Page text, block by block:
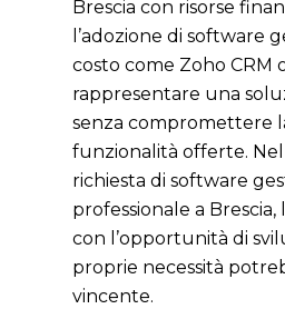
Brescia con risorse
l’adozione di software
costo come Zoho CRM
rappresentare una
senza compromettere
funzionalità offerte. Nel
richiesta di software
professionale a Brescia,
con l’opportunità di
proprie necessità
vincente.